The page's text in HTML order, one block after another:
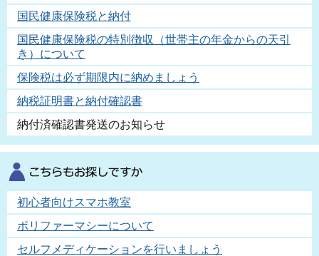
国民健康保険税と納付
国民健康保険税の特別徴収（世帯主の年金からの天引
き）について
保険税は必ず期限内に納めましょう
納税証明書と納付確認書
納付済確認書発送のお知らせ
初心者向けスマホ教室
ポリファーマシーについて
セルフメディケーションを行いましょう